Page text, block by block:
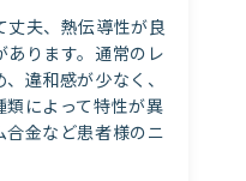
丈夫、熱伝導性が良
あります。通常のレ
違和感が少なく、
によって特性が異
金など患者様のニ